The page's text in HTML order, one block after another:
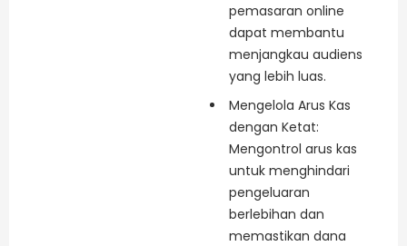
pemasaran online
dapat membantu
menjangkau audiens
yang lebih luas.
Mengelola Arus Kas
dengan Ketat:
Mengontrol arus kas
untuk menghindari
pengeluaran
berlebihan dan
memastikan dana